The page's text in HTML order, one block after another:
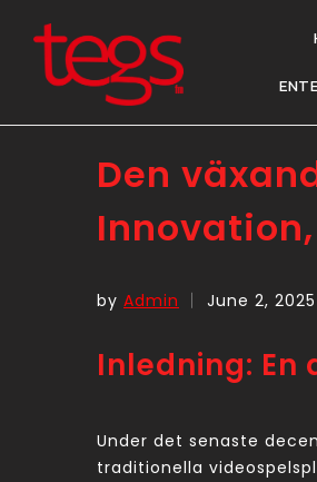
Den
by Admin June 2, 2025
Inledning:
Under det senaste
traditionella